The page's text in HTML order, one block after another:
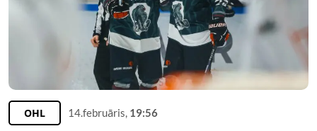
OHL 14.februāris, 19:56